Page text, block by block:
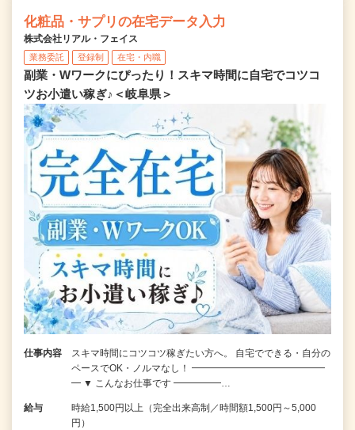
化粧品・サプリの在宅データ入力
株式会社リアル・フェイス
業務委託 登録制 在宅・内職
副業・Wワークにぴったり！スキマ時間に自宅でコツコ
ツお小遣い稼ぎ♪＜岐阜県＞
仕事内容
スキマ時間にコツコツ稼ぎたい方へ。 自宅でできる・自分の
ペースでOK・ノルマなし！ ━━━━━━━━━━━━━━
━ ▼ こんなお仕事です ━━━━━…
給与
時給1,500円以上（完全出来高制／時間額1,500円～5,000
円）